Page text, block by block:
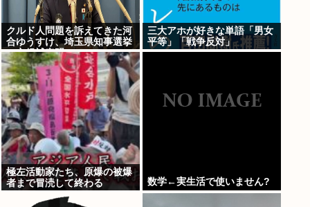
クルド人問題を訴えてきた河
合ゆうすけ、埼玉県知事選挙
に立候補表明www
三大アホが好きな単語「男女
平等」「戦争反対」
極左活動家たち、原爆の被爆
者まで冒涜して終わる
数学←実生活で使いません?